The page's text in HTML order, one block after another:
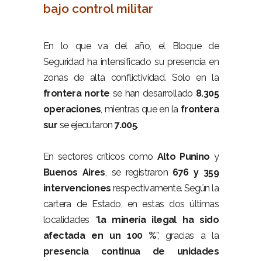
bajo control militar
En lo que va del año, el Bloque de
Seguridad ha intensificado su presencia en
zonas de alta conflictividad. Solo en la
frontera norte se han desarrollado 8.305
operaciones, mientras que en la frontera
sur se ejecutaron7.005.
En sectores críticos como Alto Punino y
Buenos Aires, se registraron 676 y 359
intervenciones respectivamente. Según la
cartera de Estado, en estas dos últimas
localidades “la minería ilegal ha sido
afectada en un 100 %”, gracias a la
presencia continua de unidades